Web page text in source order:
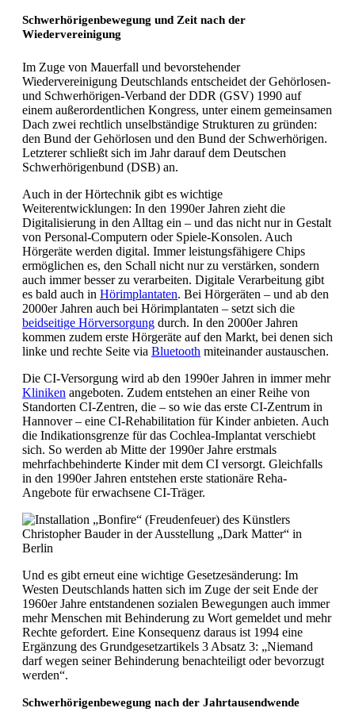
Schwerhörigenbewegung und Zeit nach der
Wiedervereinigung
Im Zuge von Mauerfall und bevorstehender
Wiedervereinigung Deutschlands entscheidet der Gehörlosen-
und Schwerhörigen-Verband der DDR (GSV) 1990 auf
einem außerordentlichen Kongress, unter einem gemeinsamen
Dach zwei rechtlich unselbständige Strukturen zu gründen:
den Bund der Gehörlosen und den Bund der Schwerhörigen.
Letzterer schließt sich im Jahr darauf dem Deutschen
Schwerhörigenbund (DSB) an.
Auch in der Hörtechnik gibt es wichtige
Weiterentwicklungen: In den 1990er Jahren zieht die
Digitalisierung in den Alltag ein – und das nicht nur in Gestalt
von Personal-Computern oder Spiele-Konsolen. Auch
Hörgeräte werden digital. Immer leistungsfähigere Chips
ermöglichen es, den Schall nicht nur zu verstärken, sondern
auch immer besser zu verarbeiten. Digitale Verarbeitung gibt
es bald auch in Hörimplantaten. Bei Hörgeräten – und ab den
2000er Jahren auch bei Hörimplantaten – setzt sich die
beidseitige Hörversorgung durch. In den 2000er Jahren
kommen zudem erste Hörgeräte auf den Markt, bei denen sich
linke und rechte Seite via Bluetooth miteinander austauschen.
Die CI-Versorgung wird ab den 1990er Jahren in immer mehr
Kliniken angeboten. Zudem entstehen an einer Reihe von
Standorten CI-Zentren, die – so wie das erste CI-Zentrum in
Hannover – eine CI-Rehabilitation für Kinder anbieten. Auch
die Indikationsgrenze für das Cochlea-Implantat verschiebt
sich. So werden ab Mitte der 1990er Jahre erstmals
mehrfachbehinderte Kinder mit dem CI versorgt. Gleichfalls
in den 1990er Jahren entstehen erste stationäre Reha-
Angebote für erwachsene CI-Träger.
Und es gibt erneut eine wichtige Gesetzesänderung: Im
Westen Deutschlands hatten sich im Zuge der seit Ende der
1960er Jahre entstandenen sozialen Bewegungen auch immer
mehr Menschen mit Behinderung zu Wort gemeldet und mehr
Rechte gefordert. Eine Konsequenz daraus ist 1994 eine
Ergänzung des Grundgesetzartikels 3 Absatz 3: „Niemand
darf wegen seiner Behinderung benachteiligt oder bevorzugt
werden“.
Schwerhörigenbewegung nach der Jahrtausendwende